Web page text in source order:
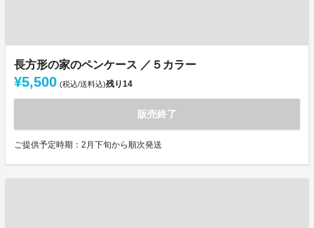
長方形の家のペンケース ／５カラー
¥5,500 (税込/送料込)残り14
販売終了
ご提供予定時期：2月下旬から順次発送